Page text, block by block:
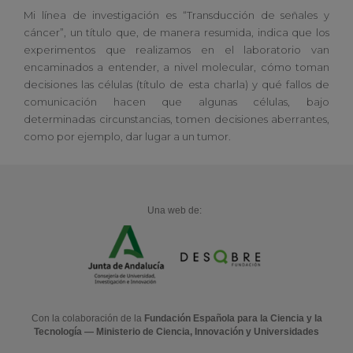
Mi línea de investigación es “Transducción de señales y
cáncer”, un título que, de manera resumida, indica que los
experimentos que realizamos en el laboratorio van
encaminados a entender, a nivel molecular, cómo toman
decisiones las células (título de esta charla) y qué fallos de
comunicación hacen que algunas células, bajo
determinadas circunstancias, tomen decisiones aberrantes,
como por ejemplo, dar lugar a un tumor.
Una web de:
Con la colaboración de la Fundación Española para la Ciencia y la
Tecnología — Ministerio de Ciencia, Innovación y Universidades